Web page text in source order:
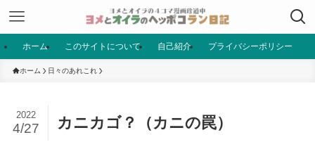
ホーム このサイトについて 自己紹介 プライバシーポリシー
ホーム 日々のあれこれ
カニカゴ？（カニの罠）
2022
4/27